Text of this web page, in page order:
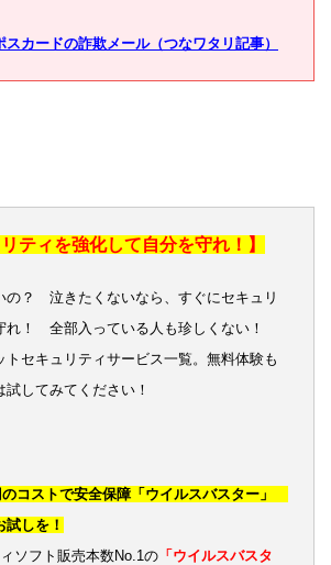
スカードの詐欺メール（つなワタリ記事）
ティを強化して自分を守れ！】
の？ 泣きたくないなら、すぐにセキュリ
れ！ 全部入っている人も珍しくない！
トセキュリティサービス一覧。無料体験も
してみてください！
のコストで安全保障「ウイルスバスター」
しを！
ソフト販売本数No.1の 「ウイルスバスタ